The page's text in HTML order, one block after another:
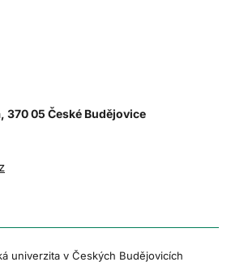
370 05 České Budějovice
univerzita v Českých Budějovicích